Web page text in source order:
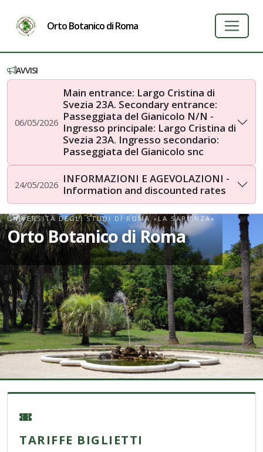
Orto Botanico di Roma
AVVISI
06/05/2026
Main entrance: Largo Cristina di
Svezia 23A. Secondary entrance:
Passeggiata del Gianicolo N/N -
Ingresso principale: Largo Cristina di
Svezia 23A. Ingresso secondario:
Passeggiata del Gianicolo snc
24/05/2026 INFORMAZIONI E AGEVOLAZIONI -
Information and discounted rates
UNIVERSITÀ DEGLI STUDI DI ROMA «LA SAPIENZA»
Orto Botanico di Roma
TARIFFE BIGLIETTI